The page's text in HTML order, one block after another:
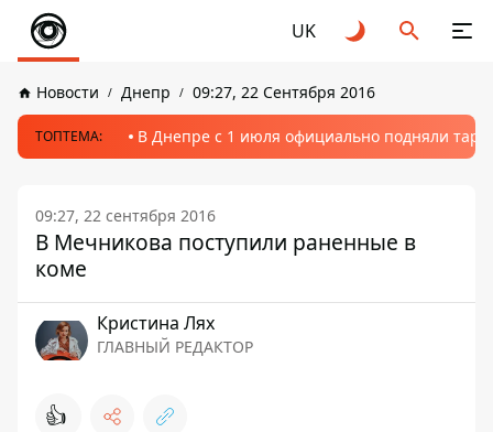
UK
Новости Днепр 09:27, 22 Сентября 2016
ТОПТЕМА: В Днепре с 1 июля официально подняли
09:27, 22 сентября 2016
В Мечникова поступили раненные в
коме
Кристина Лях
ГЛАВНЫЙ РЕДАКТОР
👍